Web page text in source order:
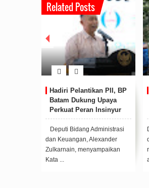
Related Posts
Hadiri Pelantikan PII, BP
Batam Dukung Upaya
Perkuat Peran Insinyur
Lokal
Deputi Bidang Administrasi
dan Keuangan, Alexander
Zulkarnain, menyampaikan
Kata ...